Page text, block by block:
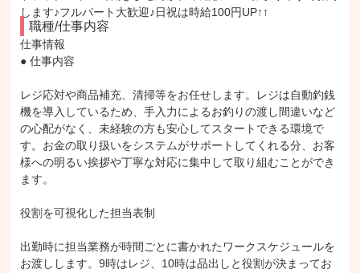
します♪フルパート大歓迎♪日祝は時給100円UP↑↑
職種/仕事内容
仕事情報
● 仕事内容
レジ応対や商品補充、清掃等をお任せします。レジは自動釣銭
機を導入しているため、手入力によるお釣りの渡し間違いなど
の心配がなく、未経験の方も安心してスタートできる環境で
す。お金の取り扱いをシステムがサポートしてくれる分、お客
様への明るい挨拶や丁寧な対応に集中して取り組むことができ
ます。
役割を可視化した担当表制
出勤時に担当業務が時間ごとに書かれたワークスケジュールを
お渡しします。9時はレジ、10時は品出しと役割が決まってお